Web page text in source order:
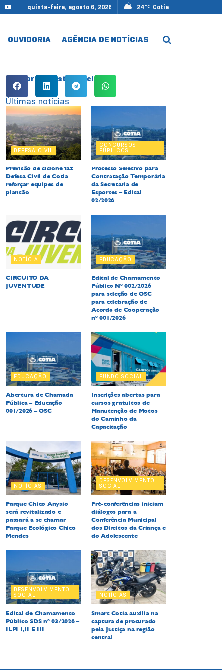
quinta-feira, agosto 6, 2026 24 °C Cotia
OUVIDORIA AGÊNCIA DE NOTÍCIAS
Compartilhe esta notícia:
Últimas notícias
DEFESA CIVIL
Previsão de ciclone faz
Defesa Civil de Cotia
reforçar equipes de
plantão
CONCURSOS
PÚBLICOS
Processo Seletivo para
Contratação Temporária
da Secretaria de
Esportes – Edital
02/2026
NOTÍCIA
CIRCUITO DA
JUVENTUDE
EDUCAÇÃO
Edital de Chamamento
Público Nº 002/2026
para seleção de OSC
para celebração de
Acordo de Cooperação
nº 001/2026
EDUCAÇÃO
Abertura de Chamada
Pública – Educação
001/2026 – OSC
FUNDO SOCIAL
Inscrições abertas para
cursos gratuitos de
Manutenção de Motos
do Caminho da
Capacitação
NOTÍCIAS
Parque Chico Anysio
será revitalizado e
passará a se chamar
Parque Ecológico Chico
Mendes
DESENVOLVIMENTO
SOCIAL
Pré-conferências iniciam
diálogos para a
Conferência Municipal
dos Direitos da Criança e
do Adolescente
DESENVOLVIMENTO
SOCIAL
Edital de Chamamento
Público SDS nº 03/2026 –
ILPI I,II E III
NOTÍCIAS
Smart Cotia auxilia na
captura de procurado
pela Justiça na região
central